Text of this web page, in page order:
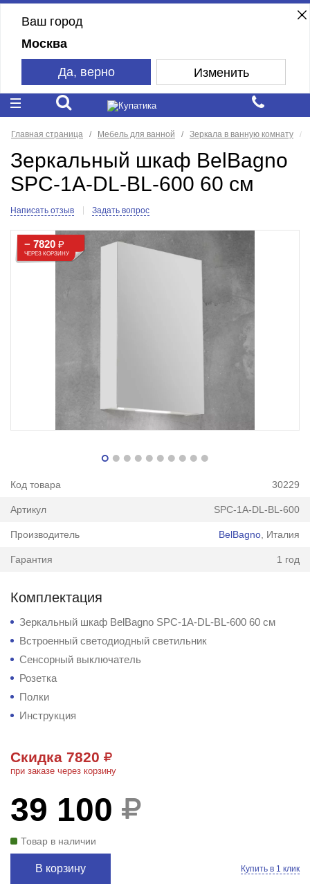
Ваш город
Москва
Да, верно Изменить
Главная страница Мебель для ванной Зеркала в ванную комнату
Зеркальный шкаф BelBagno
SPC-1A-DL-BL-600 60 см
Написать отзыв Задать вопрос
− 7820₽
ЧЕРЕЗ КОРЗИНУ
Код товара 30229
Артикул SPC-1A-DL-BL-600
Производитель BelBagno , Италия
Гарантия 1 год
Комплектация
Зеркальный шкаф BelBagno SPC-1A-DL-BL-600 60 см
Встроенный светодиодный светильник
Сенсорный выключатель
Розетка
Полки
Инструкция
Скидка 7820
при заказе через корзину
39 100
Товар в наличии
В корзину Купить в 1 клик